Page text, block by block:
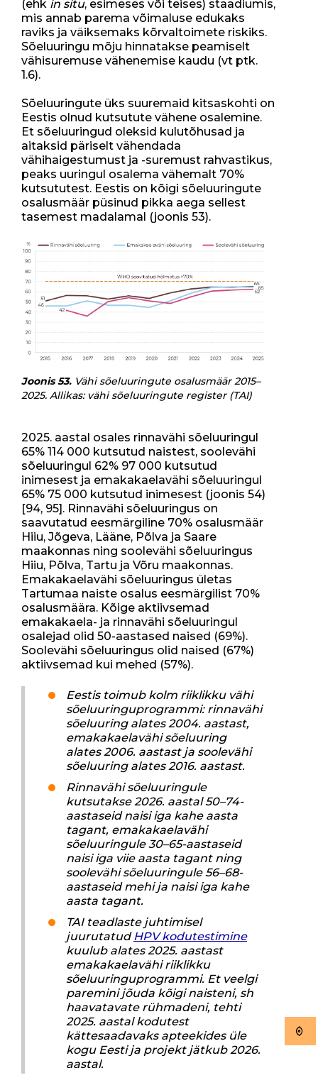
(ehk in situ, esimeses või teises) staadiumis,
mis annab parema võimaluse edukaks
raviks ja väiksemaks kõrvaltoimete riskiks.
Sõeluuringu mõju hinnatakse peamiselt
vähisuremuse vähenemise kaudu (vt ptk.
1.6).
Sõeluuringute üks suuremaid kitsaskohti on
Eestis olnud kutsutute vähene osalemine.
Et sõeluuringud oleksid kulutõhusad ja
aitaksid päriselt vähendada
vähihaigestumust ja -suremust rahvastikus,
peaks uuringul osalema vähemalt 70%
kutsututest. Eestis on kõigi sõeluuringute
osalusmäär püsinud pikka aega sellest
tasemest madalamal (joonis 53).
Joonis 53. Vähi sõeluuringute osalusmäär 2015–
2025. Allikas: vähi sõeluuringute register (TAI)
2025. aastal osales rinnavähi sõeluuringul
65% 114 000 kutsutud naistest, soolevähi
sõeluuringul 62% 97 000 kutsutud
inimesest ja emakakaelavähi sõeluuringul
65% 75 000 kutsutud inimesest (joonis 54)
[94, 95]. Rinnavähi sõeluuringus on
saavutatud eesmärgiline 70% osalusmäär
Hiiu, Jõgeva, Lääne, Põlva ja Saare
maakonnas ning soolevähi sõeluuringus
Hiiu, Põlva, Tartu ja Võru maakonnas.
Emakakaelavähi sõeluuringus ületas
Tartumaa naiste osalus eesmärgilist 70%
osalusmäära. Kõige aktiivsemad
emakakaela- ja rinnavähi sõeluuringul
osalejad olid 50-aastased naised (69%).
Soolevähi sõeluuringus olid naised (67%)
aktiivsemad kui mehed (57%).
Eestis toimub kolm riiklikku vähi
sõeluuringuprogrammi: rinnavähi
sõeluuring alates 2004. aastast,
emakakaelavähi sõeluuring
alates 2006. aastast ja soolevähi
sõeluuring alates 2016. aastast.
Rinnavähi sõeluuringule
kutsutakse 2026. aastal 50–74-
aastaseid naisi iga kahe aasta
tagant, emakakaelavähi
sõeluuringule 30–65-aastaseid
naisi iga viie aasta tagant ning
soolevähi sõeluuringule 56–68-
aastaseid mehi ja naisi iga kahe
aasta tagant.
TAI teadlaste juhtimisel
juurutatud HPV kodutestimine
kuulub alates 2025. aastast
emakakaelavähi riiklikku
sõeluuringuprogrammi. Et veelgi
paremini jõuda kõigi naisteni, sh
haavatavate rühmadeni, tehti
2025. aastal kodutest
kättesaadavaks apteekides üle
kogu Eesti ja projekt jätkub 2026.
aastal.